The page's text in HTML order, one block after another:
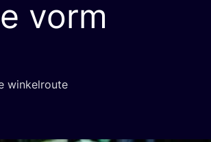
vorm
winkelroute